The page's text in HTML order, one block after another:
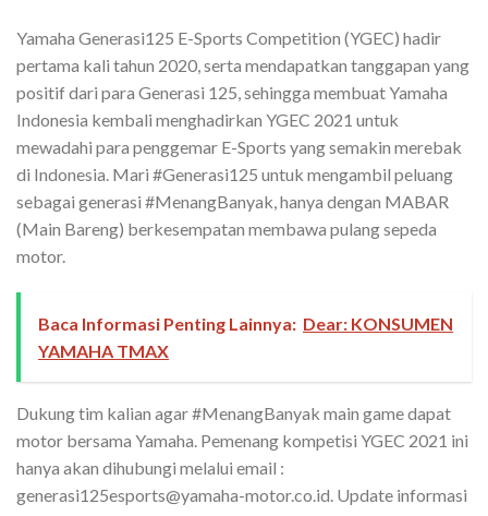
Yamaha Generasi125 E-Sports Competition (YGEC) hadir
pertama kali tahun 2020, serta mendapatkan tanggapan yang
positif dari para Generasi 125, sehingga membuat Yamaha
Indonesia kembali menghadirkan YGEC 2021 untuk
mewadahi para penggemar E-Sports yang semakin merebak
di Indonesia. Mari #Generasi125 untuk mengambil peluang
sebagai generasi #MenangBanyak, hanya dengan MABAR
(Main Bareng) berkesempatan membawa pulang sepeda
motor.
Baca Informasi Penting Lainnya: Dear: KONSUMEN
YAMAHA TMAX
Dukung tim kalian agar #MenangBanyak main game dapat
motor bersama Yamaha. Pemenang kompetisi YGEC 2021 ini
hanya akan dihubungi melalui email :
generasi125esports@yamaha-motor.co.id. Update informasi